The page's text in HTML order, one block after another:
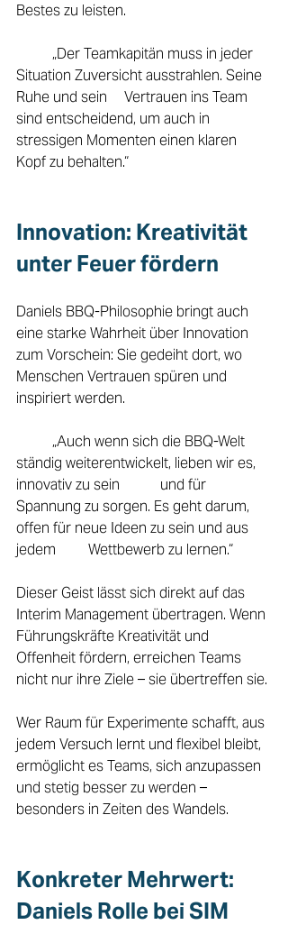
Bestes zu leisten.
Situation Zuversicht ausstrahlen. Seine
Ruhe und sein 	Vertrauen ins Team
sind entscheidend, um auch in
stressigen Momenten einen klaren
Kopf zu behalten.“
Innovation: Kreativität
unter Feuer fördern
Daniels BBQ-Philosophie bringt auch
eine starke Wahrheit über Innovation
zum Vorschein: Sie gedeiht dort, wo
Menschen Vertrauen spüren und
inspiriert werden.
ständig weiterentwickelt, lieben wir es,
innovativ zu sein 	und für
Spannung zu sorgen. Es geht darum,
offen für neue Ideen zu sein und aus
jedem 	Wettbewerb zu lernen.“
Dieser Geist lässt sich direkt auf das
Interim Management übertragen. Wenn
Führungskräfte Kreativität und
Offenheit fördern, erreichen Teams
nicht nur ihre Ziele – sie übertreffen sie.
Wer Raum für Experimente schafft, aus
jedem Versuch lernt und flexibel bleibt,
ermöglicht es Teams, sich anzupassen
und stetig besser zu werden –
besonders in Zeiten des Wandels.
Konkreter Mehrwert:
Daniels Rolle bei SIM